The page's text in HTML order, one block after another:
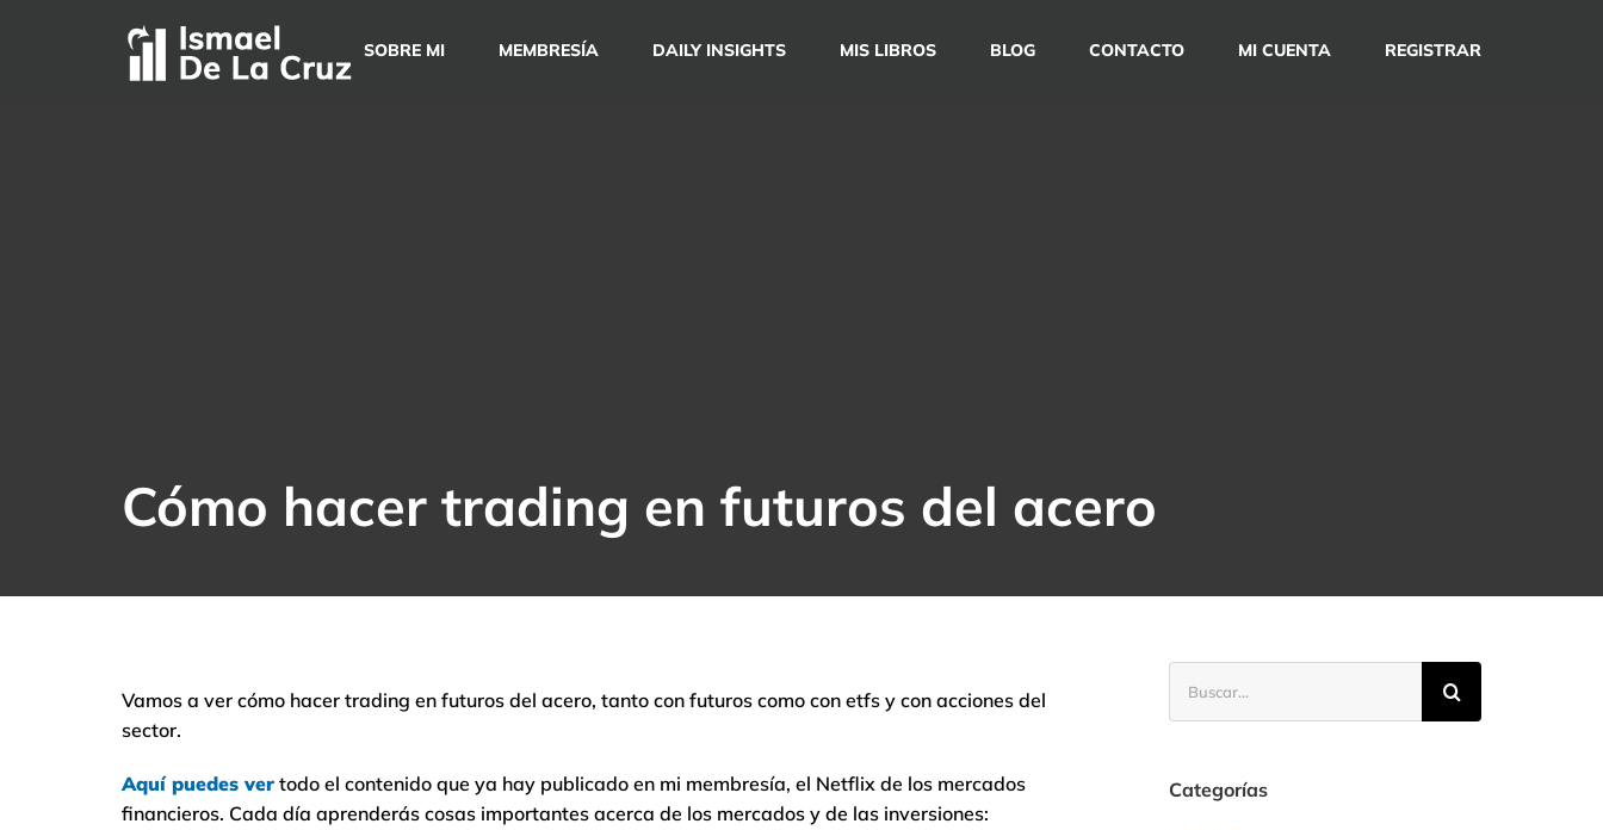
SOBRE MI MEMBRESÍA DAILY INSIGHTS MIS LIBROS BLOG CONTACTO MI CUENTA REGISTRAR
Cómo hacer trading en futuros del acero
Vamos a ver cómo hacer trading en futuros del acero, tanto con futuros como con etfs y con acciones del
sector.
Aquí puedes ver todo el contenido que ya hay publicado en mi membresía, el Netflix de los mercados
financieros. Cada día aprenderás cosas importantes acerca de los mercados y de las inversiones:
Categorías